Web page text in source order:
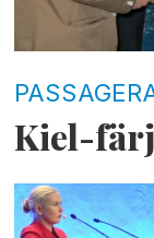
Kiel-